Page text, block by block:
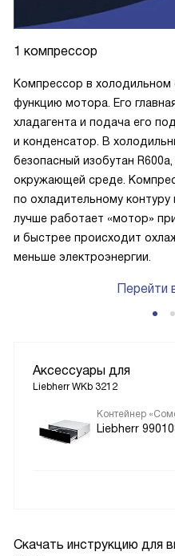
Скачать инструкцию для
1 компрессор
Компрессор в холодильном
функцию мотора. Его
хладагента и подача его
и конденсатор. В
безопасный изобутан
окружающей среде.
по охладительному
лучше работает «мотор»
и быстрее происходит
меньше электроэнергии.
Перейти
Аксессуары для
Liebherr WKb 3212
Контейнер
Liebherr